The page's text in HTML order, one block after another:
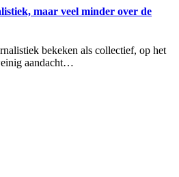
maar veel minder over de
bekeken als collectief, op het
aandacht…